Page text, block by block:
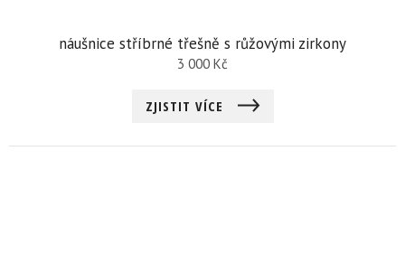
náušnice stříbrné třešně s růžovými zirkony
3 000 Kč
ZJISTIT VÍCE